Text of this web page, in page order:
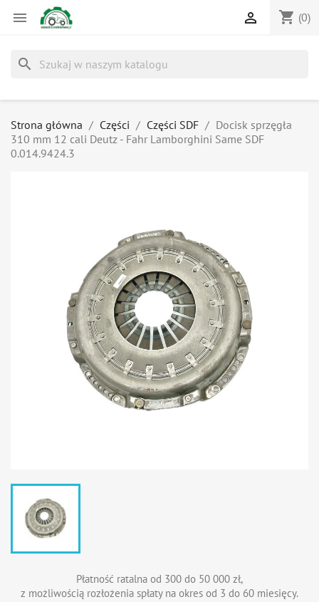
 shopping_cart (0)

search
Strona główna Części Części SDF
Docisk sprzęgła
310 mm 12 cali Deutz - Fahr Lamborghini Same SDF
0.014.9424.3
Płatność ratalna od 300 do 50 000 zł,
z możliwością rozłożenia spłaty na okres od 3 do 60 miesięcy.